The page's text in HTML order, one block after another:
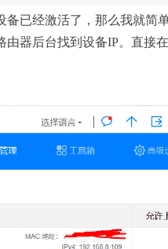
已经激活了，那么我就简
器后台找到设备IP。直接